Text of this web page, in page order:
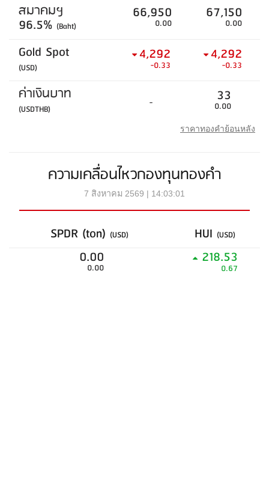
สมาคมฯ
96.5% (Baht)
66,950
0.00
67,150
0.00
Gold Spot
(USD)
4,292
-0.33
4,292
-0.33
ค่าเงินบาท
(USDTHB) - 33
0.00
ราคาทองคำย้อนหลัง
ความเคลื่อนไหวกองทุนทองคำ
7 สิงหาคม 2569 | 14:03:01
SPDR (ton) (USD) HUI (USD)
0.00
0.00
218.53
0.67